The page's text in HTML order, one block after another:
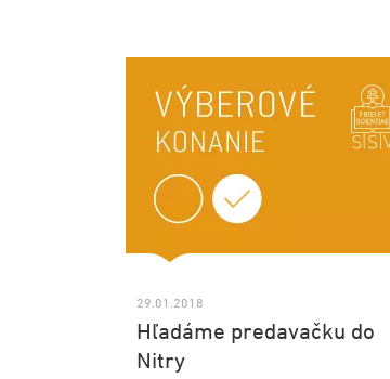
29.01.2018
Hľadáme predavačku do
Nitry